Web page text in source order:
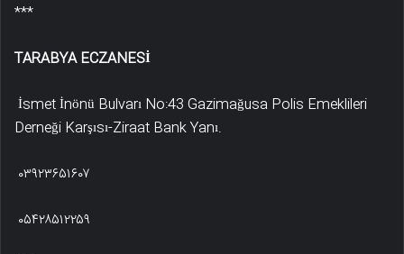
***
TARABYA ECZANESİ
İsmet İnönü Bulvarı No:43 Gazimağusa Polis Emeklileri
Derneği Karşısı-Ziraat Bank Yanı.
۰۳۹۲۳۶۵۱۶۰۷
۰۵۴۲۸۵۱۲۲۵۹